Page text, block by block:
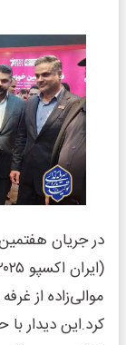
در جریان
موالی‌زاده از
کرد.این دیدار